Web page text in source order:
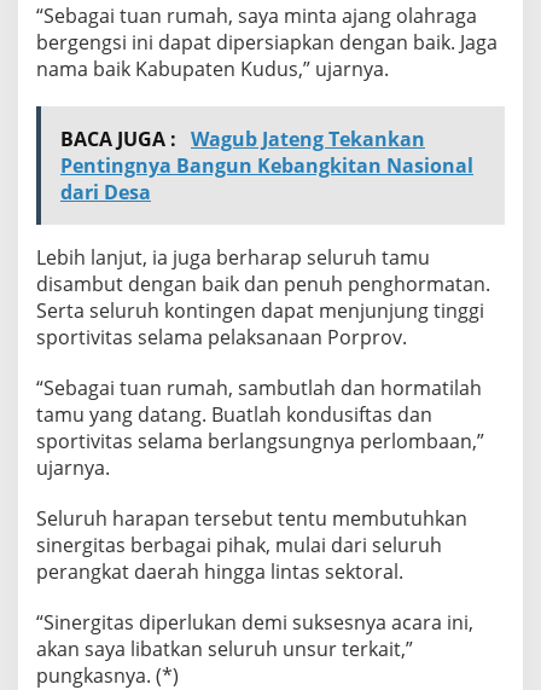
“Sebagai tuan rumah, saya minta ajang olahraga
bergengsi ini dapat dipersiapkan dengan baik. Jaga
nama baik Kabupaten Kudus,” ujarnya.
BACA JUGA : Wagub Jateng Tekankan
Pentingnya Bangun Kebangkitan Nasional
dari Desa
Lebih lanjut, ia juga berharap seluruh tamu
disambut dengan baik dan penuh penghormatan.
Serta seluruh kontingen dapat menjunjung tinggi
sportivitas selama pelaksanaan Porprov.
“Sebagai tuan rumah, sambutlah dan hormatilah
tamu yang datang. Buatlah kondusiftas dan
sportivitas selama berlangsungnya perlombaan,”
ujarnya.
Seluruh harapan tersebut tentu membutuhkan
sinergitas berbagai pihak, mulai dari seluruh
perangkat daerah hingga lintas sektoral.
“Sinergitas diperlukan demi suksesnya acara ini,
akan saya libatkan seluruh unsur terkait,”
pungkasnya. (*)